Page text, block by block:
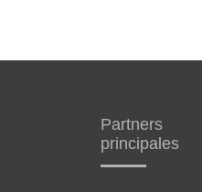
Partners
principales